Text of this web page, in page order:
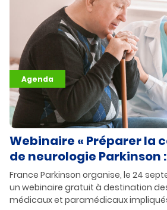
Webinaire « Préparer la
de neurologie Parkinson
France Parkinson organise, le 24
un webinaire gratuit à destination
médicaux et paramédicaux
Agenda